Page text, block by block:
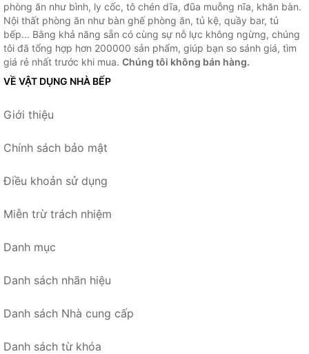
phòng ăn như bình, ly cốc, tô chén dĩa, đũa muỗng nĩa, khăn bàn.
Nội thất phòng ăn như bàn ghế phòng ăn, tủ kệ, quầy bar, tủ
bếp... Bằng khả năng sẵn có cùng sự nỗ lực không ngừng, chúng
tôi đã tổng hợp hơn 200000 sản phẩm, giúp bạn so sánh giá, tìm
giá rẻ nhất trước khi mua. Chúng tôi không bán hàng.
VỀ VẬT DỤNG NHÀ BẾP
Giới thiệu
Chính sách bảo mật
Điều khoản sử dụng
Miễn trừ trách nhiệm
Danh mục
Danh sách nhãn hiệu
Danh sách Nhà cung cấp
Danh sách từ khóa